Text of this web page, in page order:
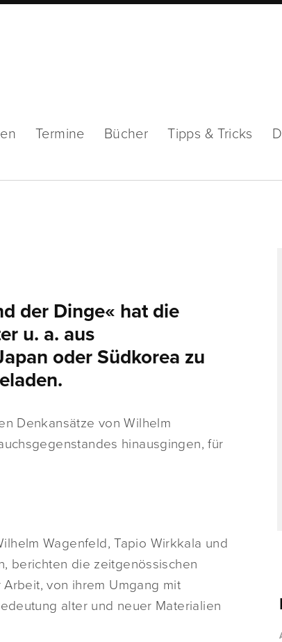
Termine Bücher Tipps & Tricks
der Dinge« hat die
u. a. aus
oder Südkorea zu
Denkansätze von Wilhelm
hinausgingen, für
Wagenfeld, Tapio Wirkkala und
berichten die zeitgenössischen
von ihrem Umgang mit
alter und neuer Materialien